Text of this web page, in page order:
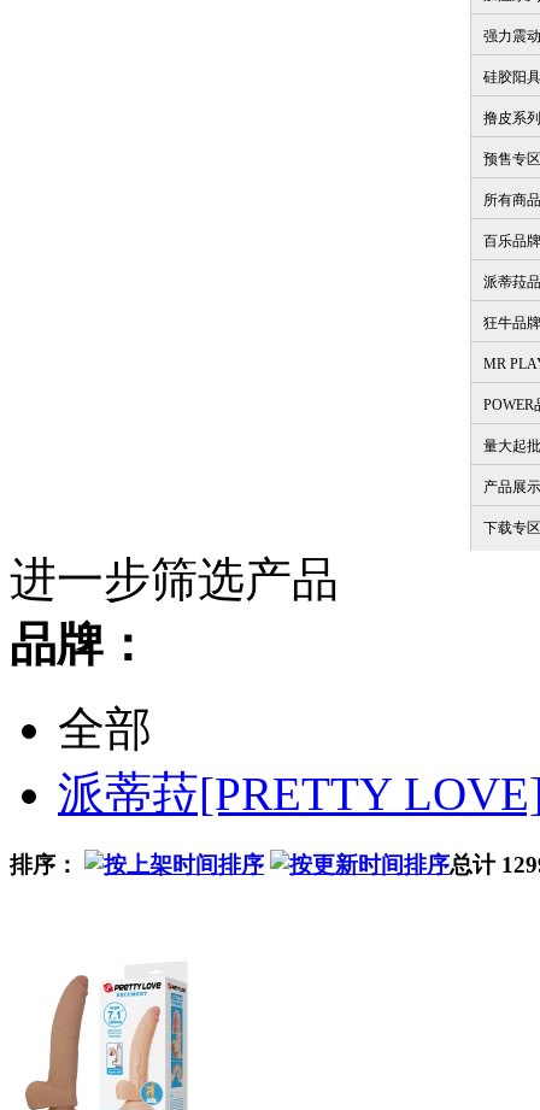
强力震动
硅胶阳具
撸皮系列
预售专区
所有商品
百乐品牌
派蒂菈
狂牛品牌
MR
POWER
量大起批
产品展
下载专区
进一步筛选产品
品牌：
全部
派蒂菈[PRETTY
排序： 总计